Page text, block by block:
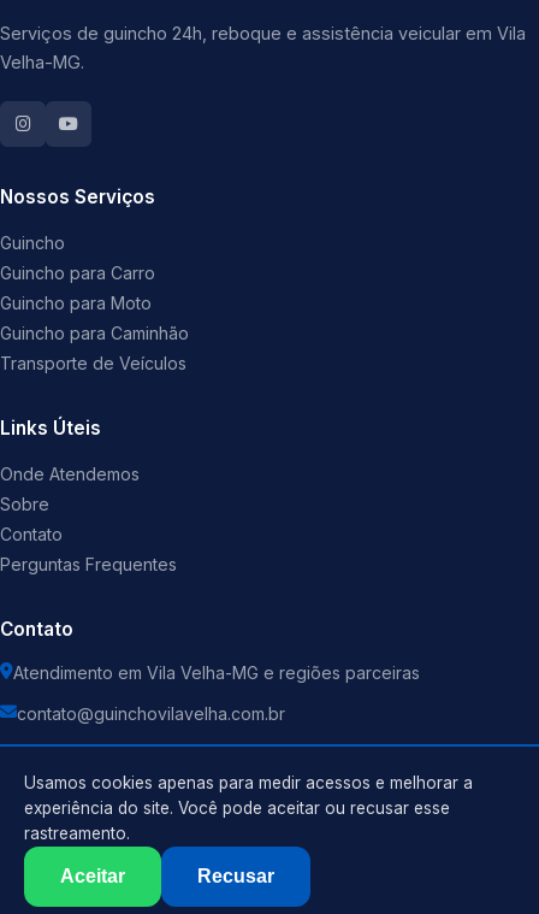
Serviços de guincho 24h, reboque e assistência veicular em Vila
Velha-MG.
Nossos Serviços
Guincho
Guincho para Carro
Guincho para Moto
Guincho para Caminhão
Transporte de Veículos
Links Úteis
Onde Atendemos
Sobre
Contato
Perguntas Frequentes
Contato
Atendimento em Vila Velha-MG e regiões parceiras
contato@guinchovilavelha.com.br
Guincho . Todos os direitos reservados.
Usamos cookies apenas para medir acessos e melhorar a
experiência do site. Você pode aceitar ou recusar esse
rastreamento.
Aceitar Recusar